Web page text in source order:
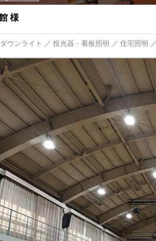
様
ウンライト ／ 投光器・看板照明 ／ 住宅照明